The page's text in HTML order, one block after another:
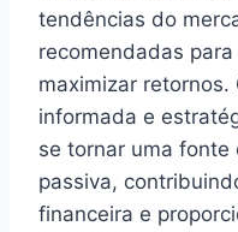
tendências do
recomendadas
maximizar retornos.
informada e
se tornar uma fonte
passiva,
financeira e